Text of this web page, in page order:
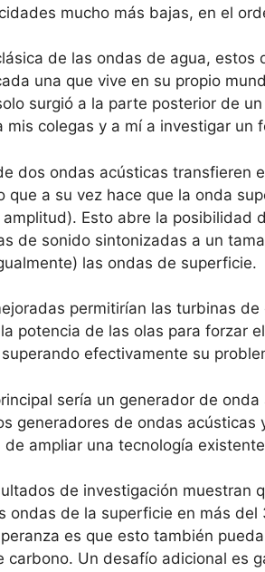
mucho más bajas, en el
de las ondas de agua,
una que vive en su propio
surgió a la parte posterior de
mis colegas y a mí a investigar un
dos ondas acústicas transfieren
que a su vez hace que la onda
Esto abre la posibilidad
de sonido sintonizadas a un
las ondas de superficie.
permitirían las turbinas
potencia de las olas para forzar
efectivamente su
sería un generador de
generadores de ondas
de ampliar una tecnología
de investigación muestran
ondas de la superficie en más
es que esto también
carbono. Un desafío adicional es